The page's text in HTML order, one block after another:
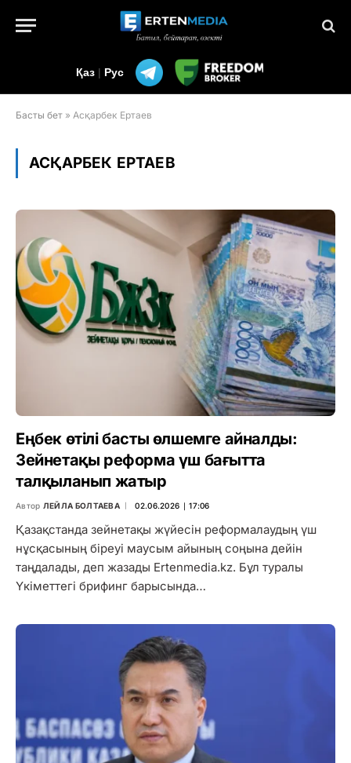
Қаз | Рус
Басты бет » Асқарбек Ертаев
АСҚАРБЕК ЕРТАЕВ
Еңбек өтілі басты өлшемге айналды:
Зейнетақы реформа үш бағытта
талқыланып жатыр
Автор ЛЕЙЛА БОЛТАЕВА 02.06.2026 ∣ 17:06
Қазақстанда зейнетақы жүйесін реформалаудың үш
нұсқасының біреуі маусым айының соңына дейін
таңдалады, деп жазады Ertenmedia.kz. Бұл туралы
Үкіметтегі брифинг барысында…